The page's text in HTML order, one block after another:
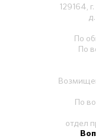
129164,
По
По
По
отдел